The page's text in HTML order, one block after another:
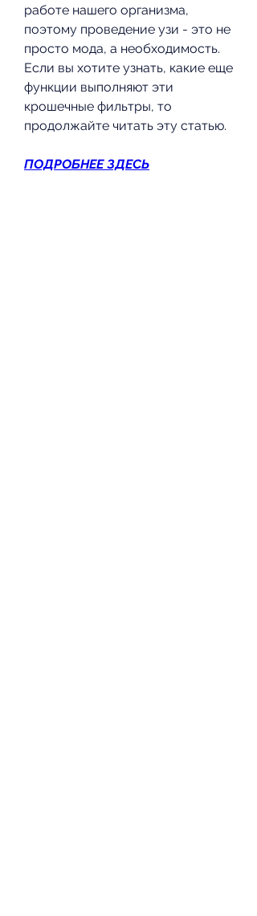
работе нашего организма,
поэтому проведение узи - это не
просто мода, а необходимость.
Если вы хотите узнать, какие еще
функции выполняют эти
крошечные фильтры, то
продолжайте читать эту статью.
ПОДРОБНЕЕ ЗДЕСЬ